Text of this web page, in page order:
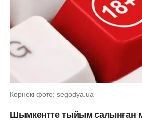
Көрнекі фото: segodya.ua
Шымкентте тыйым салынған